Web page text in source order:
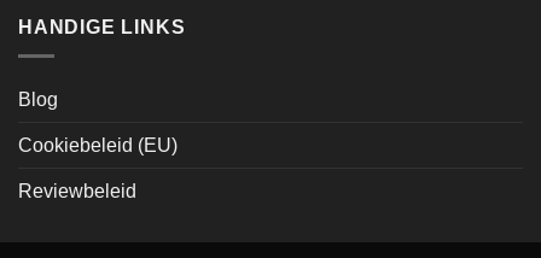
HANDIGE LINKS
Blog
Cookiebeleid (EU)
Reviewbeleid